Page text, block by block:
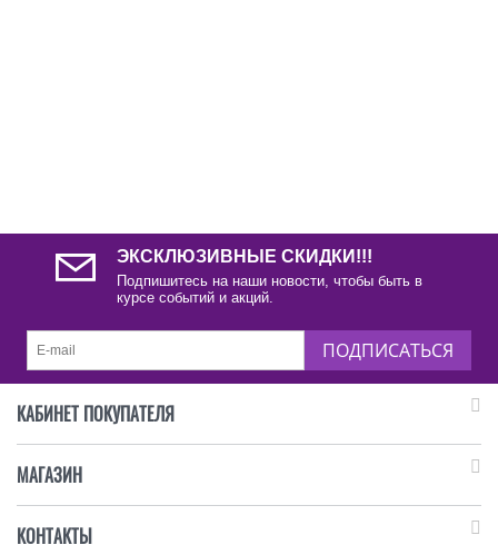
ЭКСКЛЮЗИВНЫЕ СКИДКИ!!!
Подпишитесь на наши новости, чтобы быть в
курсе событий и акций.
ПОДПИСАТЬСЯ
КАБИНЕТ ПОКУПАТЕЛЯ
МАГАЗИН
КОНТАКТЫ